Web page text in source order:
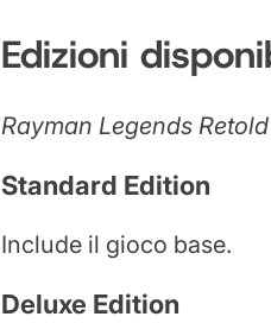
Edizioni
Rayman Legends Retold
Standard Edition
Include il gioco base.
Deluxe Edition